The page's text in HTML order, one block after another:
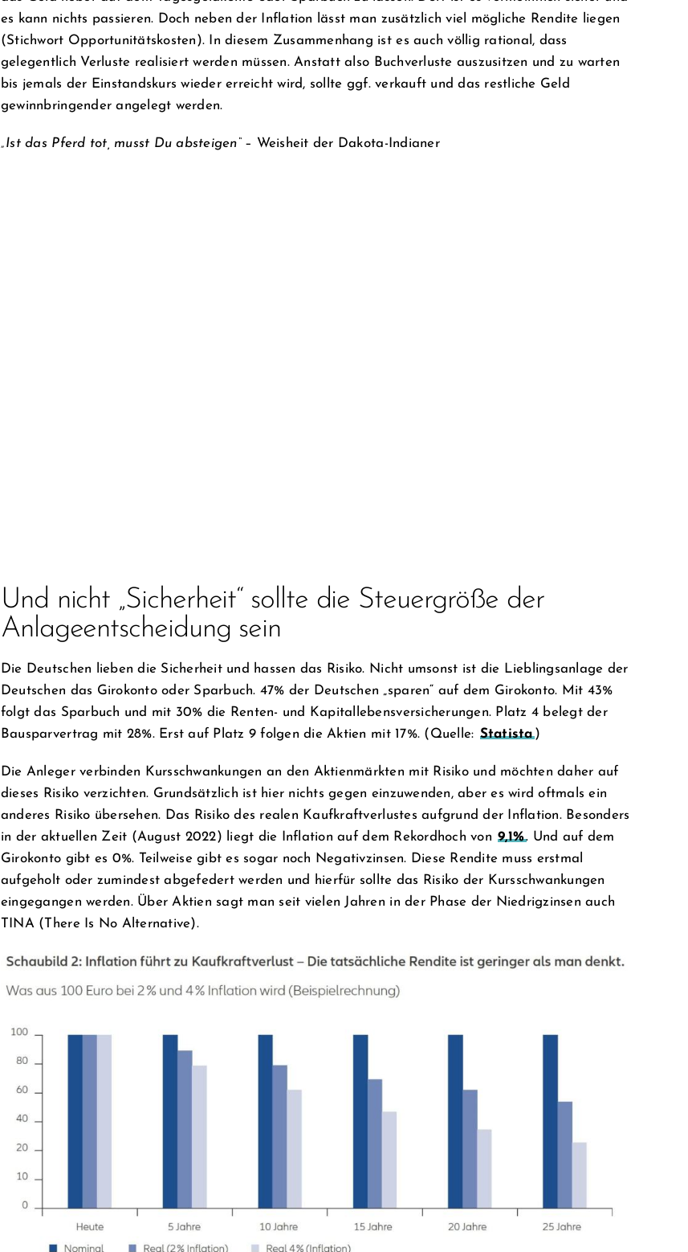
es kann nichts passieren. Doch neben der Inflation lässt man zusätzlich viel mögliche Rendite liegen
(Stichwort Opportunitätskosten). In diesem Zusammenhang ist es auch völlig rational, dass
gelegentlich Verluste realisiert werden müssen. Anstatt also Buchverluste auszusitzen und zu warten
bis jemals der Einstandskurs wieder erreicht wird, sollte ggf. verkauft und das restliche Geld
gewinnbringender angelegt werden.
„Ist das Pferd tot, musst Du absteigen“– Weisheit der Dakota-Indianer
Und nicht „Sicherheit“ sollte die Steuergröße der
Anlageentscheidung sein
Die Deutschen lieben die Sicherheit und hassen das Risiko. Nicht umsonst ist die Lieblingsanlage der
Deutschen das Girokonto oder Sparbuch. 47% der Deutschen „sparen“ auf dem Girokonto. Mit 43%
folgt das Sparbuch und mit 30% die Renten- und Kapitallebensversicherungen. Platz 4 belegt der
Bausparvertrag mit 28%. Erst auf Platz 9 folgen die Aktien mit 17%. (Quelle: Statista)
Die Anleger verbinden Kursschwankungen an den Aktienmärkten mit Risiko und möchten daher auf
dieses Risiko verzichten. Grundsätzlich ist hier nichts gegen einzuwenden, aber es wird oftmals ein
anderes Risiko übersehen. Das Risiko des realen Kaufkraftverlustes aufgrund der Inflation. Besonders
in der aktuellen Zeit (August 2022) liegt die Inflation auf dem Rekordhoch von 9,1%. Und auf dem
Girokonto gibt es 0%. Teilweise gibt es sogar noch Negativzinsen. Diese Rendite muss erstmal
aufgeholt oder zumindest abgefedert werden und hierfür sollte das Risiko der Kursschwankungen
eingegangen werden. Über Aktien sagt man seit vielen Jahren in der Phase der Niedrigzinsen auch
TINA (There Is No Alternative).